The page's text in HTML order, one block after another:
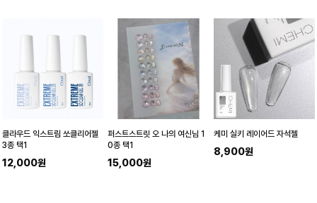
클라우드 익스트림 쏘클리어젤
3종 택1
12,000원
퍼스트스트릿 오 나의 여신님 1
0종 택1
15,000원
케미 실키 레이어드 자석젤
8,900원